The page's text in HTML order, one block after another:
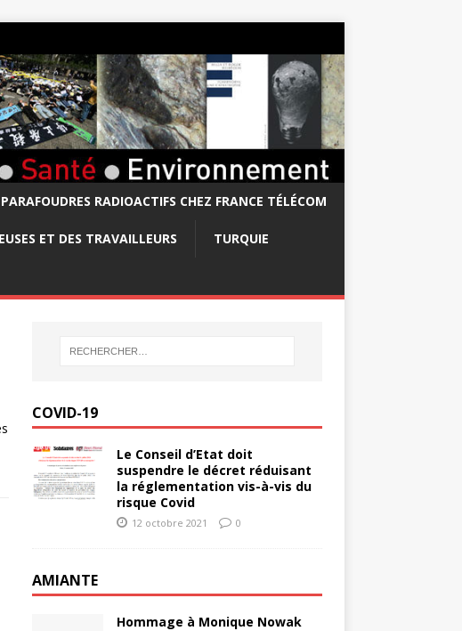
PARAFOUDRES RADIOACTIFS CHEZ FRANCE TÉLÉCOM
ET DES TRAVAILLEURS TURQUIE
COVID-19
Le Conseil d’Etat doit
suspendre le décret réduisant
la réglementation vis-à-vis du
risque Covid
12 octobre 2021 0
AMIANTE
Hommage à Monique Nowak